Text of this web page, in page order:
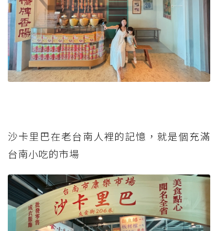
沙卡里巴在老台南人裡的記憶，就是個充滿
台南小吃的市場